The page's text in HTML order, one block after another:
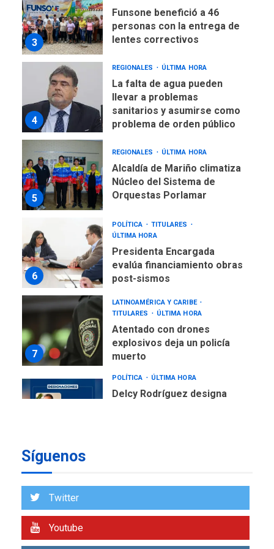
3
Funsone benefició a 46
personas con la entrega de
lentes correctivos
4
REGIONALES ÚLTIMA HORA
La falta de agua pueden
llevar a problemas
sanitarios y asumirse como
problema de orden público
5
REGIONALES ÚLTIMA HORA
Alcaldía de Mariño climatiza
Núcleo del Sistema de
Orquestas Porlamar
6
POLÍTICA
TITULARES
ÚLTIMA HORA
Presidenta Encargada
evalúa financiamiento obras
post-sismos
7
LATINOAMÉRICA Y CARIBE
TITULARES
ÚLTIMA HORA
Atentado con drones
explosivos deja un policía
muerto
POLÍTICA ÚLTIMA HORA
Delcy Rodríguez designa
2
Argentina para despedir a
Síguenos
Twitter
Youtube